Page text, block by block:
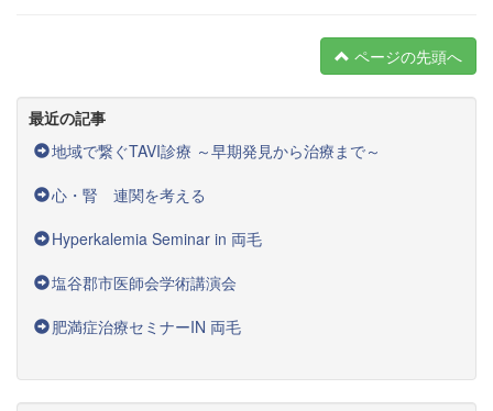
ページの先頭へ
最近の記事
地域で繋ぐTAVI診療 ～早期発見から治療まで～
心・腎 連関を考える
Hyperkalemia Seminar in 両毛
塩谷郡市医師会学術講演会
肥満症治療セミナーIN 両毛